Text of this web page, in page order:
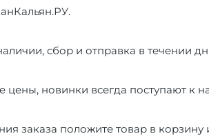
сбор и отправка в течении
новинки всегда поступают к
заказа положите товар в